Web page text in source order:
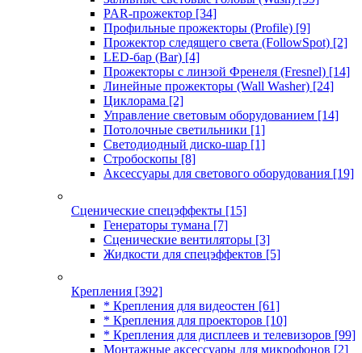
PAR-прожектор [34]
Профильные прожекторы (Profile) [9]
Прожектор следящего света (FollowSpot) [2]
LED-бар (Bar) [4]
Прожекторы с линзой Френеля (Fresnel) [14]
Линейные прожекторы (Wall Washer) [24]
Циклорама [2]
Управление световым оборудованием [14]
Потолочные светильники [1]
Светодиодный диско-шар [1]
Стробоскопы [8]
Аксессуары для светового оборудования [19]
Сценические спецэффекты [15]
Генераторы тумана [7]
Сценические вентиляторы [3]
Жидкости для спецэффектов [5]
Крепления [392]
* Крепления для видеостен [61]
* Крепления для проекторов [10]
* Крепления для дисплеев и телевизоров [99]
Монтажные аксессуары для микрофонов [2]